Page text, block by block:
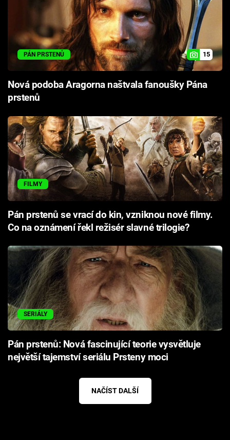
Přihlášení
Sledujte nás
PÁN PRSTENŮ 15
Nová podoba Aragorna naštvala fanoušky Pána
prstenů
FILMY
Pán prstenů se vrací do kin, vzniknou nové filmy.
Co na oznámení řekl režisér slavné trilogie?
SERIÁLY
Pán prstenů: Nová fascinující teorie vysvětluje
největší tajemství seriálu Prsteny moci
NAČÍST DALŠÍ